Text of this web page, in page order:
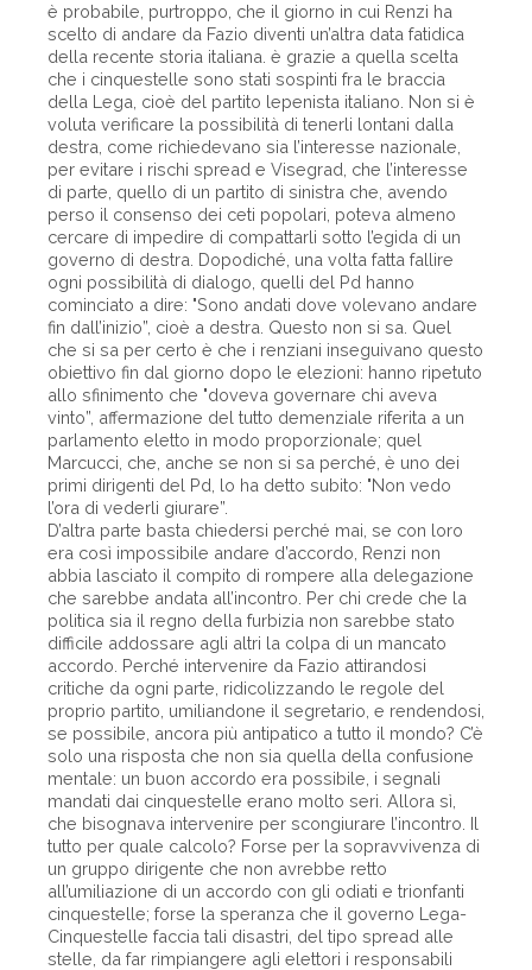
è probabile, purtroppo, che il giorno in cui Renzi ha
scelto di andare da Fazio diventi un’altra data fatidica
della recente storia italiana. è grazie a quella scelta
che i cinquestelle sono stati sospinti fra le braccia
della Lega, cioè del partito lepenista italiano. Non si è
voluta verificare la possibilità di tenerli lontani dalla
destra, come richiedevano sia l’interesse nazionale,
per evitare i rischi spread e Visegrad, che l’interesse
di parte, quello di un partito di sinistra che, avendo
perso il consenso dei ceti popolari, poteva almeno
cercare di impedire di compattarli sotto l’egida di un
governo di destra. Dopodiché, una volta fatta fallire
ogni possibilità di dialogo, quelli del Pd hanno
cominciato a dire: "Sono andati dove volevano andare
fin dall’inizio”, cioè a destra. Questo non si sa. Quel
che si sa per certo è che i renziani inseguivano questo
obiettivo fin dal giorno dopo le elezioni: hanno ripetuto
allo sfinimento che "doveva governare chi aveva
vinto”, affermazione del tutto demenziale riferita a un
parlamento eletto in modo proporzionale; quel
Marcucci, che, anche se non si sa perché, è uno dei
primi dirigenti del Pd, lo ha detto subito: "Non vedo
l’ora di vederli giurare”.
D’altra parte basta chiedersi perché mai, se con loro
era così impossibile andare d’accordo, Renzi non
abbia lasciato il compito di rompere alla delegazione
che sarebbe andata all’incontro. Per chi crede che la
politica sia il regno della furbizia non sarebbe stato
difficile addossare agli altri la colpa di un mancato
accordo. Perché intervenire da Fazio attirandosi
critiche da ogni parte, ridicolizzando le regole del
proprio partito, umiliandone il segretario, e rendendosi,
se possibile, ancora più antipatico a tutto il mondo? C’è
solo una risposta che non sia quella della confusione
mentale: un buon accordo era possibile, i segnali
mandati dai cinquestelle erano molto seri. Allora sì,
che bisognava intervenire per scongiurare l’incontro. Il
tutto per quale calcolo? Forse per la sopravvivenza di
un gruppo dirigente che non avrebbe retto
all’umiliazione di un accordo con gli odiati e trionfanti
cinquestelle; forse la speranza che il governo Lega-
Cinquestelle faccia tali disastri, del tipo spread alle
stelle, da far rimpiangere agli elettori i responsabili